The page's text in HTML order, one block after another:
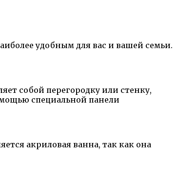
удобным для вас и вашей семьи.
собой перегородку или стенку,
специальной панели
акриловая ванна, так как она